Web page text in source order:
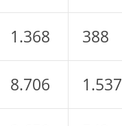
1.368 388
8.706 1.537